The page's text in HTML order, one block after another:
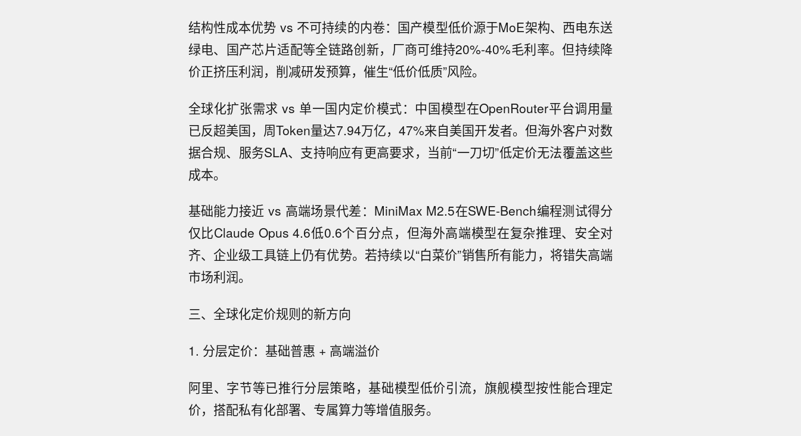
结构性成本优势 vs 不可持续的内卷：国产模型低价源于MoE架构、西电东送
绿电、国产芯片适配等全链路创新，厂商可维持20%-40%毛利率。但持续降
价正挤压利润，削减研发预算，催生“低价低质”风险。
全球化扩张需求 vs 单一国内定价模式：中国模型在OpenRouter平台调用量
已反超美国，周Token量达7.94万亿，47%来自美国开发者。但海外客户对数
据合规、服务SLA、支持响应有更高要求，当前“一刀切”低定价无法覆盖这些
成本。
基础能力接近 vs 高端场景代差：MiniMax M2.5在SWE-Bench编程测试得分
仅比Claude Opus 4.6低0.6个百分点，但海外高端模型在复杂推理、安全对
齐、企业级工具链上仍有优势。若持续以“白菜价”销售所有能力，将错失高端
市场利润。
三、全球化定价规则的新方向
1. 分层定价：基础普惠 + 高端溢价
阿里、字节等已推行分层策略，基础模型低价引流，旗舰模型按性能合理定
价，搭配私有化部署、专属算力等增值服务。